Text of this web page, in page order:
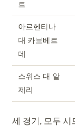
트
아르헨티나
대 카보베르
데
스위스 대 알
제리
세 경기, 모두